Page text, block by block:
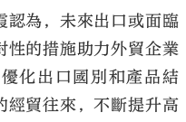
認為，未來出口或面臨
性的措施助力外貿企業
化出口國別和產品結
經貿往來，不斷提升高